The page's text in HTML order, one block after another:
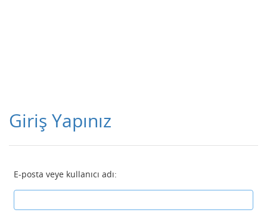
Giriş Yapınız
E-posta veye kullanıcı adı: